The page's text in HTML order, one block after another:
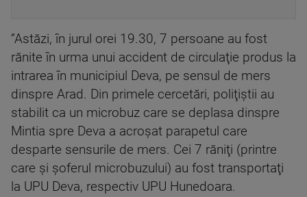
”Astăzi, în jurul orei 19.30, 7 persoane au fost
rănite în urma unui accident de circulaţie produs la
intrarea în municipiul Deva, pe sensul de mers
dinspre Arad. Din primele cercetări, poliţiştii au
stabilit ca un microbuz care se deplasa dinspre
Mintia spre Deva a acroşat parapetul care
desparte sensurile de mers. Cei 7 răniţi (printre
care şi şoferul microbuzului) au fost transportaţi
la UPU Deva, respectiv UPU Hunedoara.